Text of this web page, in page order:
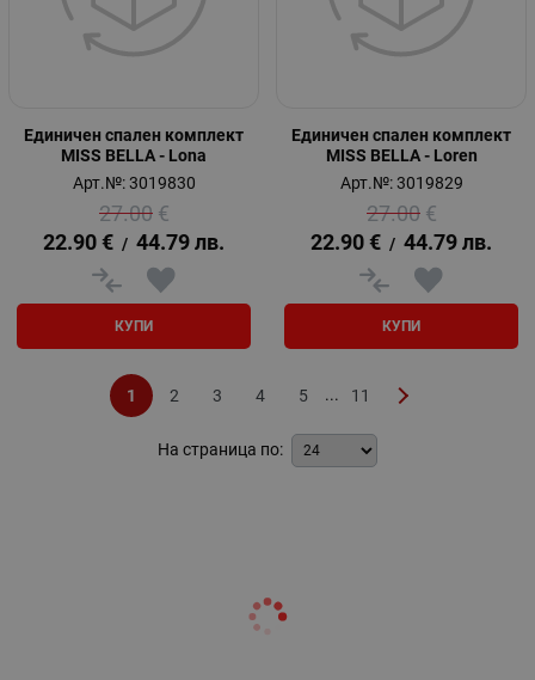
Единичен спален комплект
MISS BELLA - Lona
Арт.№: 3019830
27.00 €
22.90 € / 44.79 лв.
КУПИ
Единичен спален комплект
MISS BELLA - Loren
Арт.№: 3019829
27.00 €
22.90 € / 44.79 лв.
КУПИ
1 2 3 4 5 ... 11
На страница по: